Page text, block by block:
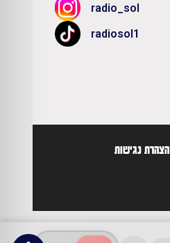
radio_sol
radiosol1
הצהרת נגישות